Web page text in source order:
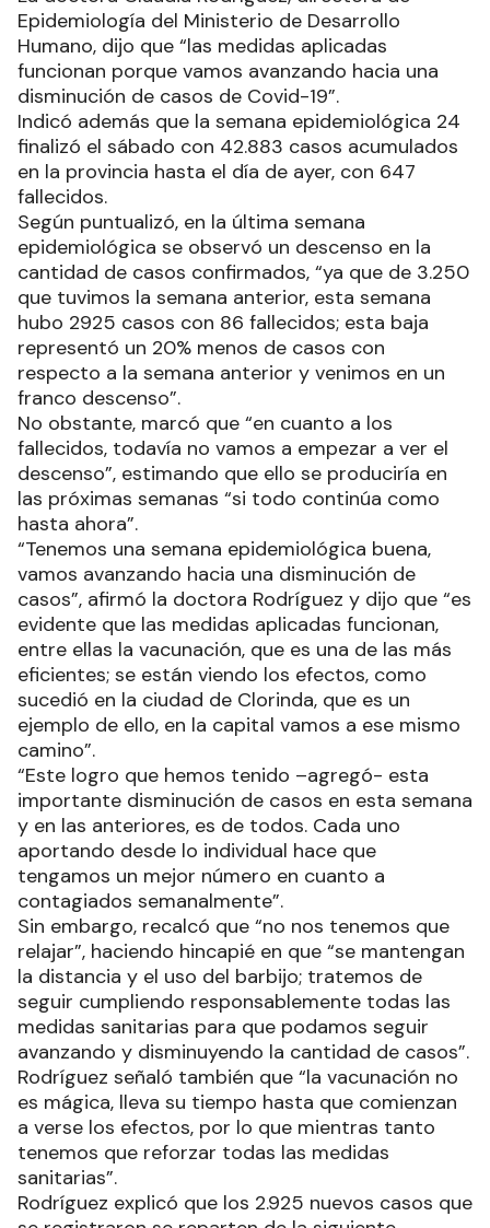
Epidemiología del Ministerio de Desarrollo
Humano, dijo que “las medidas aplicadas
funcionan porque vamos avanzando hacia una
disminución de casos de Covid-19”.
Indicó además que la semana epidemiológica 24
finalizó el sábado con 42.883 casos acumulados
en la provincia hasta el día de ayer, con 647
fallecidos.
Según puntualizó, en la última semana
epidemiológica se observó un descenso en la
cantidad de casos confirmados, “ya que de 3.250
que tuvimos la semana anterior, esta semana
hubo 2925 casos con 86 fallecidos; esta baja
representó un 20% menos de casos con
respecto a la semana anterior y venimos en un
franco descenso”.
No obstante, marcó que “en cuanto a los
fallecidos, todavía no vamos a empezar a ver el
descenso”, estimando que ello se produciría en
las próximas semanas “si todo continúa como
hasta ahora”.
“Tenemos una semana epidemiológica buena,
vamos avanzando hacia una disminución de
casos”, afirmó la doctora Rodríguez y dijo que “es
evidente que las medidas aplicadas funcionan,
entre ellas la vacunación, que es una de las más
eficientes; se están viendo los efectos, como
sucedió en la ciudad de Clorinda, que es un
ejemplo de ello, en la capital vamos a ese mismo
camino”.
“Este logro que hemos tenido –agregó- esta
importante disminución de casos en esta semana
y en las anteriores, es de todos. Cada uno
aportando desde lo individual hace que
tengamos un mejor número en cuanto a
contagiados semanalmente”.
Sin embargo, recalcó que “no nos tenemos que
relajar”, haciendo hincapié en que “se mantengan
la distancia y el uso del barbijo; tratemos de
seguir cumpliendo responsablemente todas las
medidas sanitarias para que podamos seguir
avanzando y disminuyendo la cantidad de casos”.
Rodríguez señaló también que “la vacunación no
es mágica, lleva su tiempo hasta que comienzan
a verse los efectos, por lo que mientras tanto
tenemos que reforzar todas las medidas
sanitarias”.
Rodríguez explicó que los 2.925 nuevos casos que